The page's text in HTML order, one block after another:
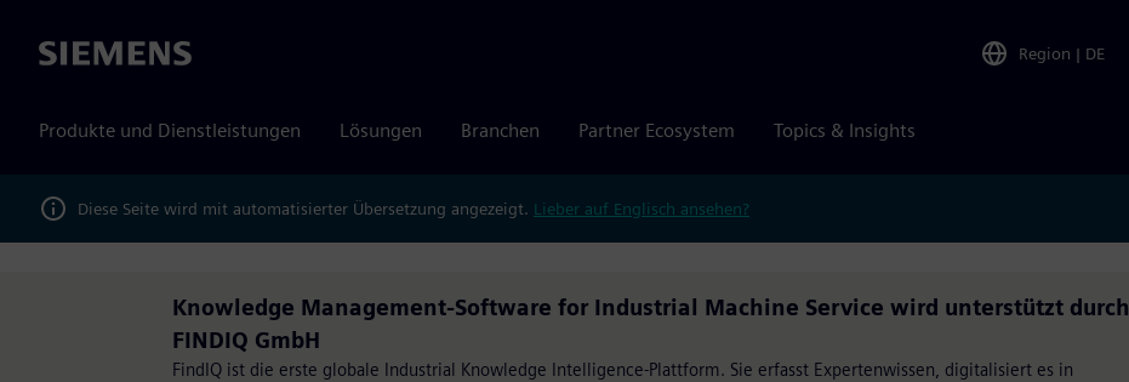
Siemens Region | DE
Produkte und Dienstleistungen Lösungen Branchen Partner Ecosystem Topics & Insights
Diese Seite wird mit automatisierter Übersetzung angezeigt. Lieber auf Englisch ansehen?
Knowledge Management-Software for Industrial Machine Service wird unterstützt durch
FINDIQ GmbH
FindIQ ist die erste globale Industrial Knowledge Intelligence-Plattform. Sie erfasst Expertenwissen, digitalisiert es in